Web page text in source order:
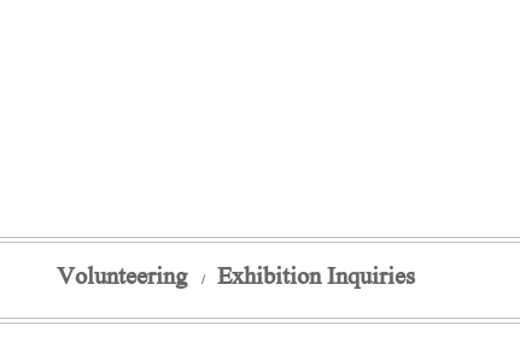
Volunteering / Exhibition Inquiries